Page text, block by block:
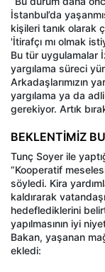
İstanbul’da
kişileri tanık olarak
'İtirafçı mı olmak
Bu tür uygulamalar
yargılama süreci
Arkadaşlarımızın
yargılama ya da
gerekiyor. Artık
BEKLENTİMİZ
Tunç Soyer ile
“Kooperatif
söyledi. Kira
kaldırarak
hedeflediklerini
yapılmasının iyi
Bakan, yaşanan
ekledi: